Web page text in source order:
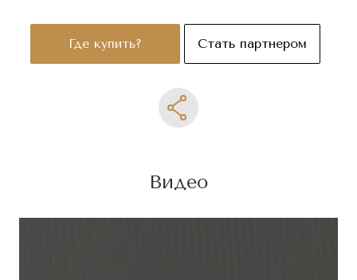
Где купить? Стать партнером
Видео